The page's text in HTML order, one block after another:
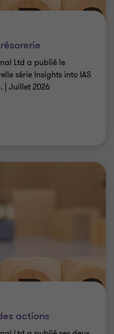
Ltd a publié le
série Insights into IAS
| Juillet 2026
actions